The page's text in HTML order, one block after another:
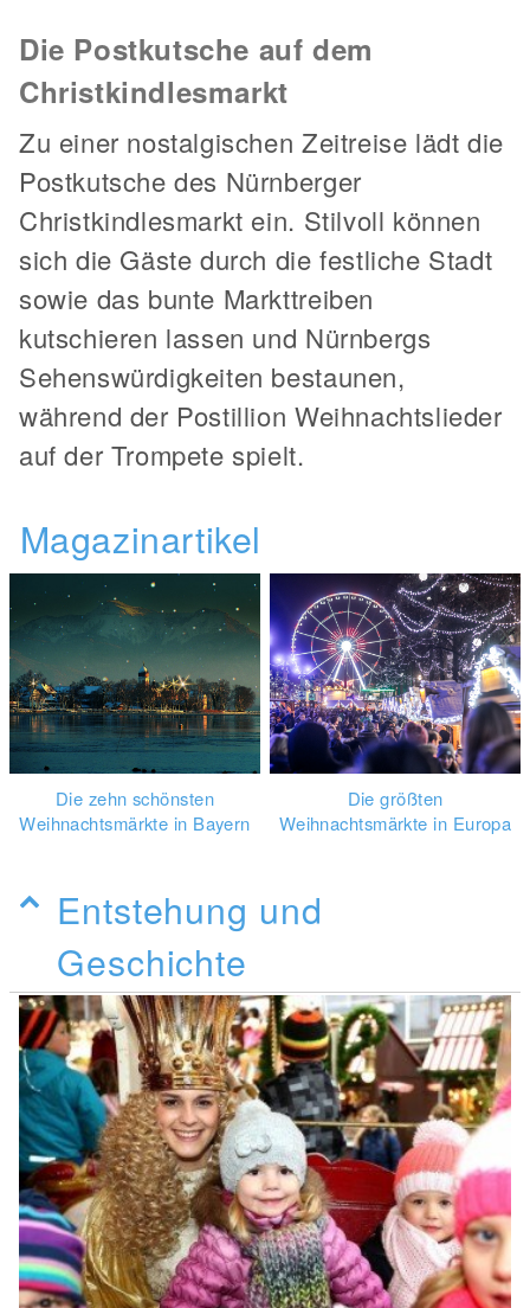
Die Postkutsche auf dem
Christkindlesmarkt
Zu einer nostalgischen Zeitreise lädt die
Postkutsche des Nürnberger
Christkindlesmarkt ein. Stilvoll können
sich die Gäste durch die festliche Stadt
sowie das bunte Markttreiben
kutschieren lassen und Nürnbergs
Sehenswürdigkeiten bestaunen,
während der Postillion Weihnachtslieder
auf der Trompete spielt.
Magazinartikel
Die zehn schönsten
Weihnachtsmärkte in Bayern
Die größten
Weihnachtsmärkte in Europa
Entstehung und
Geschichte